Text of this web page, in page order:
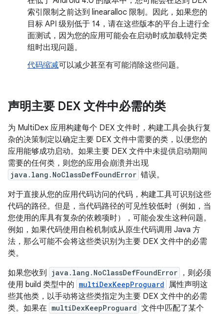
索引限制之前达到 linearalloc 限制。因此，如果您的
目标 API 级别低于 14，请在这些版本的平台上进行全
面测试，因为您的应用可能会在启动时或加载特定类
组时出现问题。
代码缩减可以减少甚至有可能消除这些问题。
声明主要 DEX 文件中必需的类
为 MultiDex 应用构建每个 DEX 文件时，构建工具会执行复
杂的决策制定以确定主要 DEX 文件中需要的类，以便您的
应用能够成功启动。如果主要 DEX 文件中未提供启动期间
需要的任何类，则您的应用会崩溃并出现
java.lang.NoClassDefFoundError 错误。
对于直接从您的应用代码访问的代码，构建工具可识别这些
代码的路径。但是，当代码路径的可见性较低时（例如，当
您使用的库具有复杂的依赖项时），可能会发生这种问题。
例如，如果代码使用自检机制或从原生代码调用 Java 方
法，那么可能不会将这些类识别为主要 DEX 文件中的必需
类。
如果您收到
java.lang.NoClassDefFoundError
，则必须
使用 build 类型中的 multiDexKeepProguard 属性声明这
些其他类，以手动将这些类指定为主要 DEX 文件中的必需
类。如果在 multiDexKeepProguard 文件中匹配了某个